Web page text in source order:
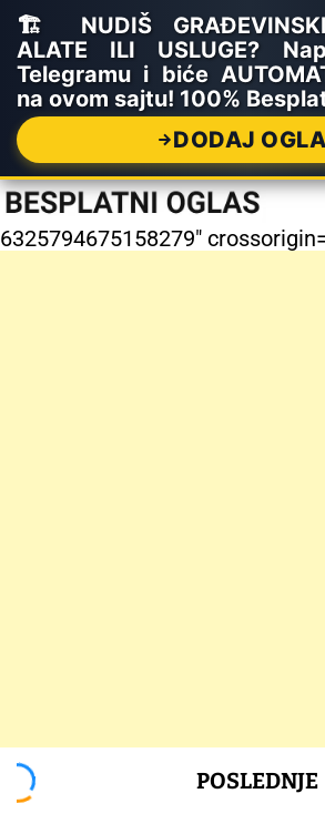
🏗️ NUDIŠ GRAĐEVINSKI
ALATE ILI USLUGE?
Telegramu i biće
na ovom sajtu! 100%
DODAJ
6325794675158279"
POSLEDNJE